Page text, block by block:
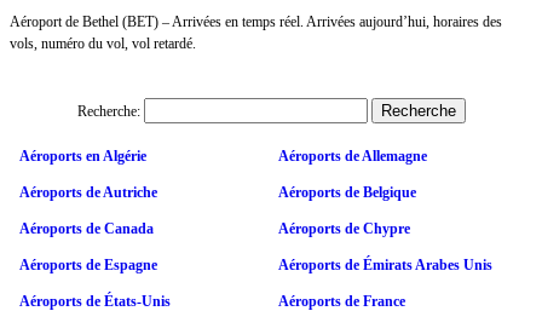
Aéroport de Bethel (BET) – Arrivées en temps réel. Arrivées aujourd’hui, horaires des
vols, numéro du vol, vol retardé.
Recherche:
Aéroports en Algérie Aéroports de Allemagne
Aéroports de Autriche Aéroports de Belgique
Aéroports de Canada Aéroports de Chypre
Aéroports de Espagne Aéroports de Émirats Arabes Unis
Aéroports de États-Unis Aéroports de France